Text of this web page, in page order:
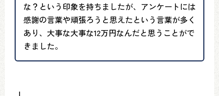
な？という印象を持ちましたが、アンケートには
感謝の言葉や頑張ろうと思えたという言葉が多く
あり、大事な大事な12万円なんだと思うことがで
きました。